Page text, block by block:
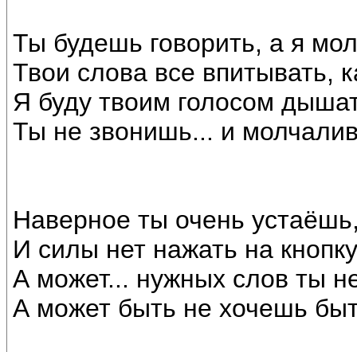
Ты будешь говорить, а я
Твои слова все впитывать,
Я буду твоим голосом
Ты не звонишь... и
Наверное ты очень
И силы нет нажать на
А может... нужных слов ты
А может быть не хочешь